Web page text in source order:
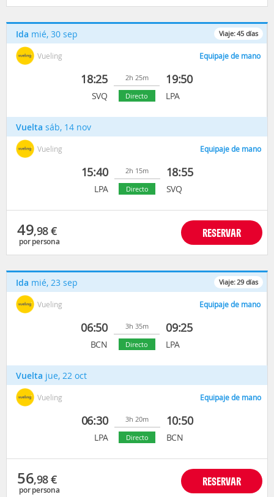
Viaje:45 días
Ida mié, 30 sep
Vueling Equipaje de mano
18:25
SVQ
2h 25m
Directo
19:50
LPA
Vuelta sáb, 14 nov
Vueling Equipaje de mano
15:40
LPA
2h 15m
Directo
18:55
SVQ
49,98€
por persona
RESERVAR
Viaje:29 días
Ida mié, 23 sep
Vueling Equipaje de mano
06:50
BCN
3h 35m
Directo
09:25
LPA
Vuelta jue, 22 oct
Vueling Equipaje de mano
06:30
LPA
3h 20m
Directo
10:50
BCN
56,98€
por persona
RESERVAR